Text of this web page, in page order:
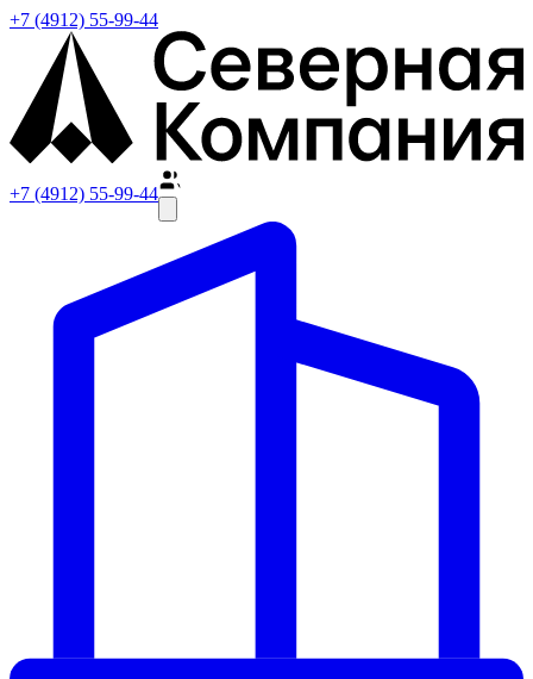
+7 (4912) 55-99-44
+7 (4912) 55-99-44